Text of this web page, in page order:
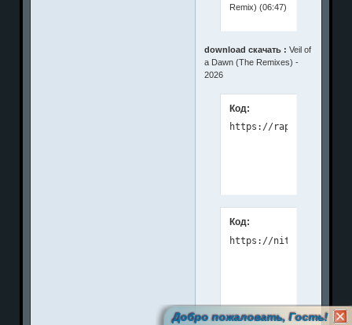
Remix) (06:47)
download скачать : Veil of
a Dawn (The Remixes) -
2026
Код:
Код:
Добро пожаловать, Гость!